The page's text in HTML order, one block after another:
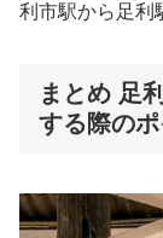
利市駅から足利
まとめ 足
する際の